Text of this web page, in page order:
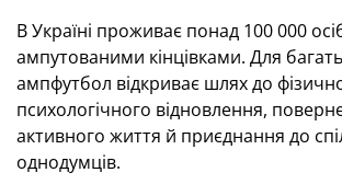
В Україні проживає понад 100 000
ампутованими кінцівками. Для
ампфутбол відкриває шлях до
психологічного відновлення,
активного життя й приєднання до
однодумців.